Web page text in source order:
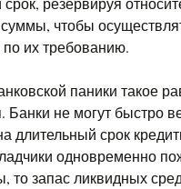
чтобы
по их требованию.
паники такое
Банки не могут быстро
длительный срок
одновременно
то запас ликвидных